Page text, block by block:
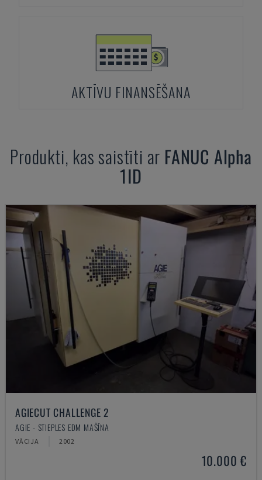
AKTĪVU FINANSĒŠANA
Produkti, kas saistīti ar FANUC Alpha
1ID
AGIECUT CHALLENGE 2
AGIE - STIEPLES EDM MAŠĪNA
VĀCIJA 2002
10.000 €